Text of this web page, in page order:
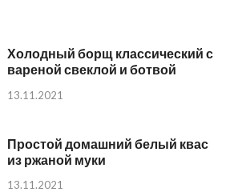
Холодный борщ классический с
вареной свеклой и ботвой
13.11.2021
Простой домашний белый квас
из ржаной муки
13.11.2021